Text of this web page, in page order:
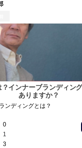
インナーブランディン
ありますか？
ンディングとは？
0
1
3